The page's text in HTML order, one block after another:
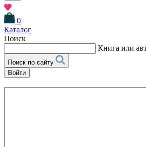
0
Каталог
Поиск
Книга или
Поиск по сайту
Войти